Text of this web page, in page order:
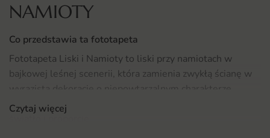
NAMIOTY
Co przedstawia ta fototapeta
Fototapeta Liski i Namioty to liski przy namiotach w
bajkowej leśnej scenerii, która zamienia zwykłą ścianę w
Motyw opracowano w stylu dziecięcy, z dbałością o
Czytaj więcej